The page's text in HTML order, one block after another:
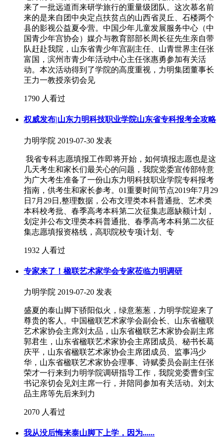
来了一批远道而来研学旅行的重量级团队。这次慕名前
来的是来自团中央定点扶贫点的山西省灵丘、石楼两个
县的影视公益夏令营。中国少年儿童发展服务中心（中
国青少年宫协会）媒介与教育部部长周长征先生亲自带
队赶赴我院，山东省青少年宫副主任、山青世界主任张
富国，滨州市青少年活动中心主任张惠勇参加有关活
动。本次活动得到了学院的高度重视，力明集团董事长
王力一教授亲切会见
1790 人看过
权威发布|山东力明科技职业学院山东省专科报考全攻略
力明学院 2019-07-30 发表
我省专科志愿填报工作即将开始，如何填报志愿也是这
几天考生和家长们最关心的问题，我院党委宣传部特意
为广大考生准备了一份山东力明科技职业学院专科报考
指南，供考生和家长参考。01重要时间节点2019年7月29
日7月29日,整理数据，公布文理类本科普通批、艺术类
本科校考批、春季高考本科第二次征集志愿缺额计划，
划定并公布文理类本科普通批、春季高考本科第二次征
集志愿填报资格线，高职院校专项计划、专
1932 人看过
专家来了！楹联艺术家学会专家莅临力明调研
力明学院 2019-07-20 发表
盛夏的泰山脚下骄阳似火，绿意葱葱，力明学院迎来了
尊贵的客人。中国楹联艺术家学会副会长、山东省楹联
艺术家协会主席刘太品，山东省楹联艺木家协会副主席
郭君生，山东省楹联艺术家协会主席团成员、秘书长葛
庆平，山东省楹联艺术家协会主席团成员、监事冯少
华，山东省楹联艺术家协会理事、诗赋委员会副主任张
荣才一行来到力明学院调研指导工作，我院党委曹剑宝
书记亲切会见刘主席一行，并陪同参加有关活动。刘太
品主席等先后来到力
2070 人看过
我从没后悔来泰山脚下上学，因为......